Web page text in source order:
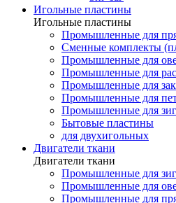
Игольные пластины
Игольные пластины
Промышленные для
Сменные комплекты
Промышленные для
Промышленные для
Промышленные для
Промышленные для
Промышленные для
Бытовые пластины
для двухигольных
Двигатели ткани
Двигатели ткани
Промышленные для
Промышленные для
Промышленные для